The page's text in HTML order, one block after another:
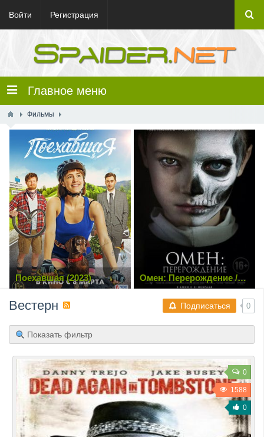
Войти Регистрация
Главное меню
Фильмы
Омен: Перерождение /
The Prodigy (2019) TS
11 детей из Моршина / 11
дітей з Моршина (2019)
WEB-DL 1080p | Ukr
Подписаться 0
Вестерн
Показать фильтр
0
1588
0